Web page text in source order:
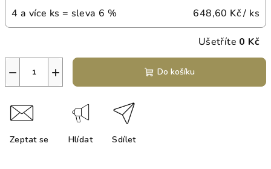
4 a více ks = sleva 6 % 648,60 Kč/ ks
Ušetříte 0 Kč
+
− Do košíku
Zeptat se Hlídat Sdílet